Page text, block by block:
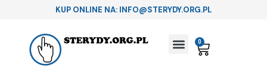
KUP ONLINE NA: INFO@STERYDY.ORG.PL
0